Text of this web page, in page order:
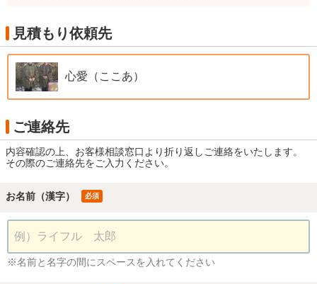
見積もり依頼先
心愛（ここあ）
ご連絡先
内容確認の上、お客様相談窓口より折り返しご連絡をいたします。
その際のご連絡先をご入力ください。
お名前（漢字） 必須
※名前と名字の間にスペースを入れてください